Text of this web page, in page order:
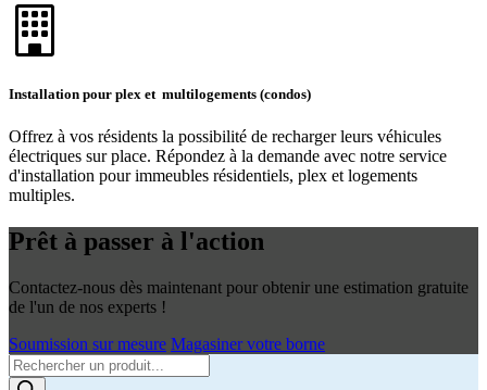
Installation pour plex et multilogements (condos)
Offrez à vos résidents la possibilité de recharger leurs véhicules
électriques sur place. Répondez à la demande avec notre service
d'installation pour immeubles résidentiels, plex et logements
multiples.
Prêt à passer à l'action
Contactez-nous dès maintenant pour obtenir une estimation gratuite
de l'un de nos experts !
Soumission sur mesure Magasiner votre borne
Products
search